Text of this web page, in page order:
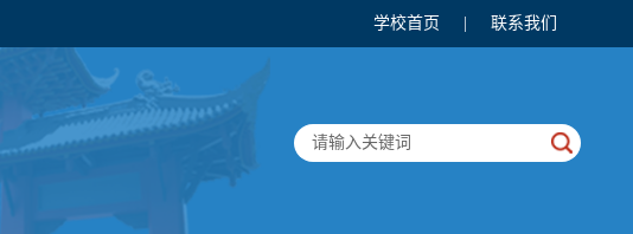
学校首页 联系我们